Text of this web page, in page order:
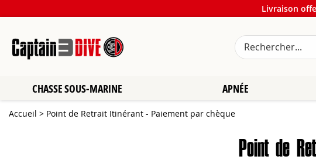
Livraison
CHASSE SOUS-MARINE APNÉE
Accueil > Point de Retrait Itinérant - Paiement par chèque
Point de